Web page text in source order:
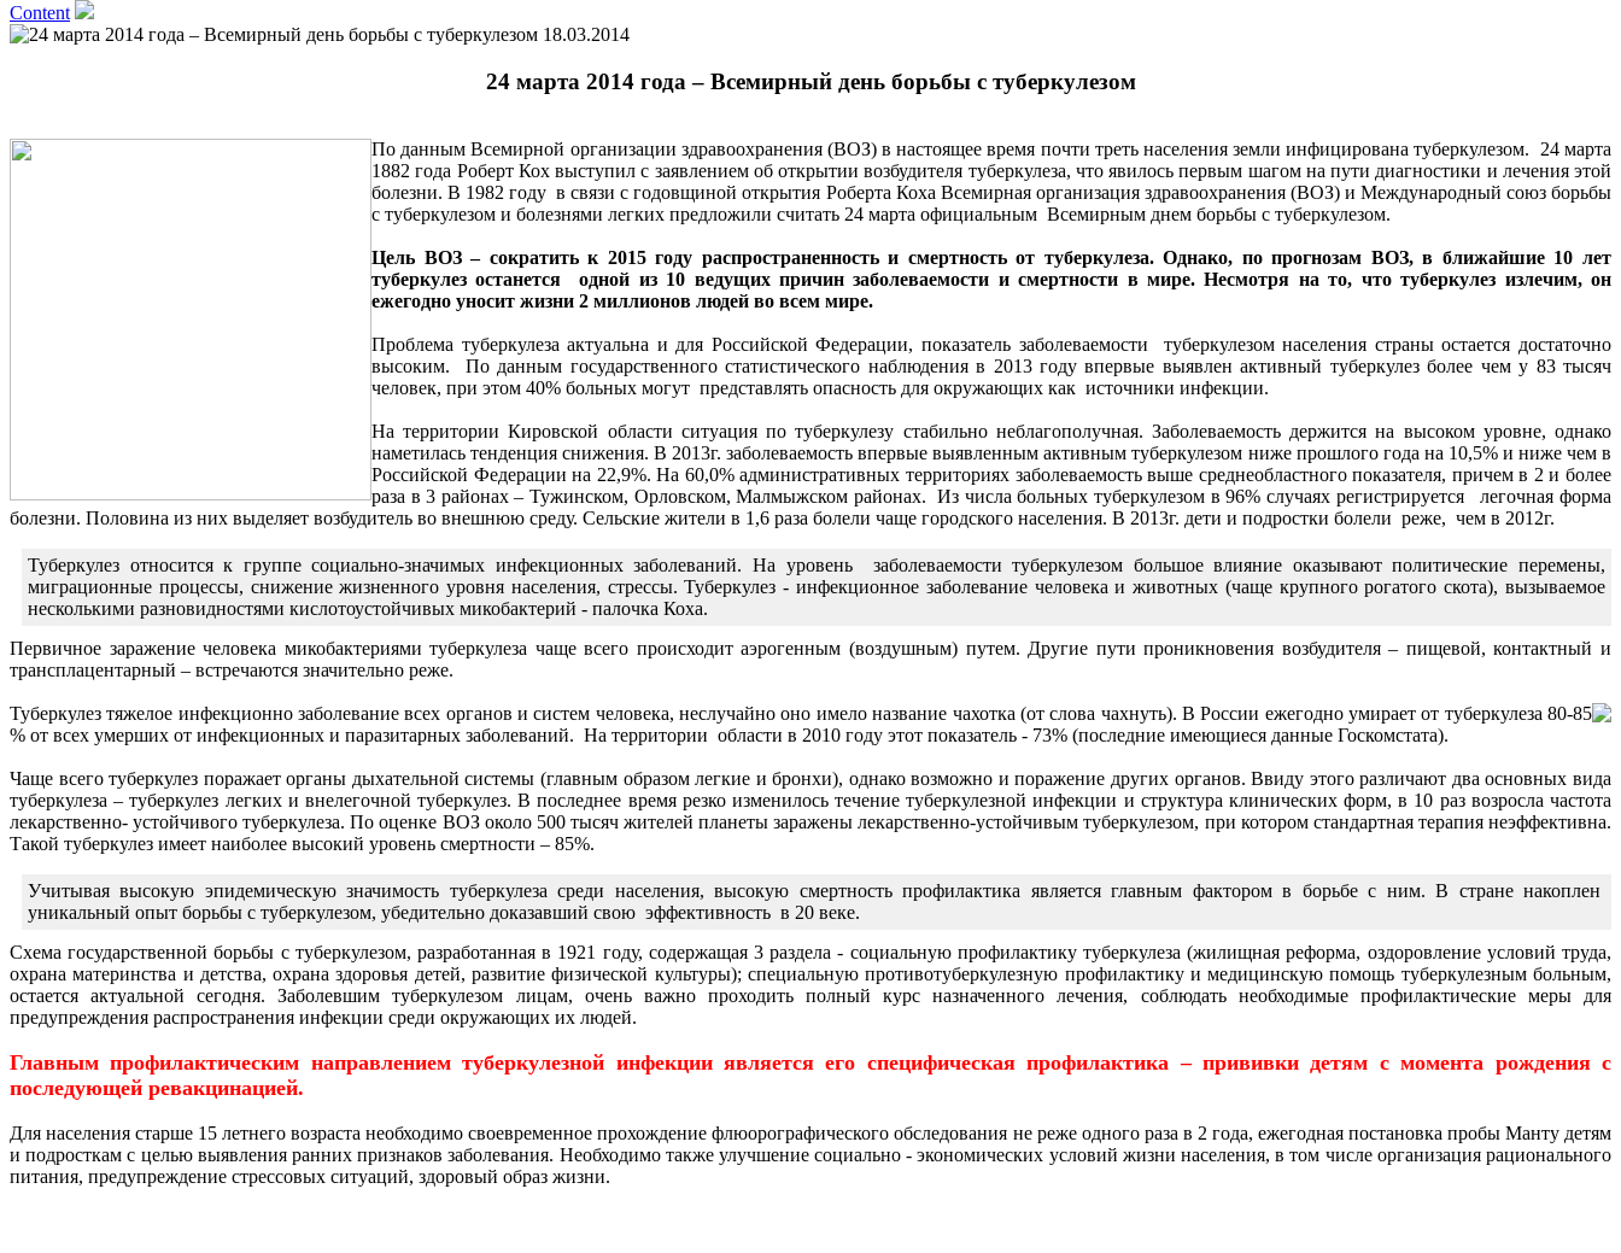
Content
18.03.2014
24 марта 2014 года – Всемирный день борьбы с туберкулезом
По данным Всемирной организации здравоохранения (ВОЗ) в настоящее время почти треть населения земли инфицирована туберкулезом. 24 марта
1882 года Роберт Кох выступил с заявлением об открытии возбудителя туберкулеза, что явилось первым шагом на пути диагностики и лечения этой
болезни. В 1982 году в связи с годовщиной открытия Роберта Коха Всемирная организация здравоохранения (ВОЗ) и Международный союз борьбы
с туберкулезом и болезнями легких предложили считать 24 марта официальным Всемирным днем борьбы с туберкулезом.
Цель ВОЗ – сократить к 2015 году распространенность и смертность от туберкулеза. Однако, по прогнозам ВОЗ, в ближайшие 10 лет
туберкулез останется одной из 10 ведущих причин заболеваемости и смертности в мире. Несмотря на то, что туберкулез излечим, он
ежегодно уносит жизни 2 миллионов людей во всем мире.
Проблема туберкулеза актуальна и для Российской Федерации, показатель заболеваемости туберкулезом населения страны остается достаточно
высоким. По данным государственного статистического наблюдения в 2013 году впервые выявлен активный туберкулез более чем у 83 тысяч
человек, при этом 40% больных могут представлять опасность для окружающих как источники инфекции.
На территории Кировской области ситуация по туберкулезу стабильно неблагополучная. Заболеваемость держится на высоком уровне, однако
наметилась тенденция снижения. В 2013г. заболеваемость впервые выявленным активным туберкулезом ниже прошлого года на 10,5% и ниже чем в
Российской Федерации на 22,9%. На 60,0% административных территориях заболеваемость выше среднеобластного показателя, причем в 2 и более
раза в 3 районах – Тужинском, Орловском, Малмыжском районах. Из числа больных туберкулезом в 96% случаях регистрируется легочная форма
болезни. Половина из них выделяет возбудитель во внешнюю среду. Сельские жители в 1,6 раза болели чаще городского населения. В 2013г. дети и подростки болели реже, чем в 2012г.
Туберкулез относится к группе социально-значимых инфекционных заболеваний. На уровень заболеваемости туберкулезом большое влияние оказывают политические перемены,
миграционные процессы, снижение жизненного уровня населения, стрессы. Туберкулез - инфекционное заболевание человека и животных (чаще крупного рогатого скота), вызываемое
несколькими разновидностями кислотоустойчивых микобактерий - палочка Коха.
Первичное заражение человека микобактериями туберкулеза чаще всего происходит аэрогенным (воздушным) путем. Другие пути проникновения возбудителя – пищевой, контактный и
трансплацентарный – встречаются значительно реже.
Туберкулез тяжелое инфекционно заболевание всех органов и систем человека, неслучайно оно имело название чахотка (от слова чахнуть). В России ежегодно умирает от туберкулеза 80-85
% от всех умерших от инфекционных и паразитарных заболеваний. На территории области в 2010 году этот показатель - 73% (последние имеющиеся данные Госкомстата).
Чаще всего туберкулез поражает органы дыхательной системы (главным образом легкие и бронхи), однако возможно и поражение других органов. Ввиду этого различают два основных вида
туберкулеза – туберкулез легких и внелегочной туберкулез. В последнее время резко изменилось течение туберкулезной инфекции и структура клинических форм, в 10 раз возросла частота
лекарственно- устойчивого туберкулеза. По оценке ВОЗ около 500 тысяч жителей планеты заражены лекарственно-устойчивым туберкулезом, при котором стандартная терапия неэффективна.
Такой туберкулез имеет наиболее высокий уровень смертности – 85%.
Учитывая высокую эпидемическую значимость туберкулеза среди населения, высокую смертность профилактика является главным фактором в борьбе с ним. В стране накоплен
уникальный опыт борьбы с туберкулезом, убедительно доказавший свою эффективность в 20 веке.
Схема государственной борьбы с туберкулезом, разработанная в 1921 году, содержащая 3 раздела - социальную профилактику туберкулеза (жилищная реформа, оздоровление условий труда,
охрана материнства и детства, охрана здоровья детей, развитие физической культуры); специальную противотуберкулезную профилактику и медицинскую помощь туберкулезным больным,
остается актуальной сегодня. Заболевшим туберкулезом лицам, очень важно проходить полный курс назначенного лечения, соблюдать необходимые профилактические меры для
предупреждения распространения инфекции среди окружающих их людей.
Главным профилактическим направлением туберкулезной инфекции является его специфическая профилактика – прививки детям с момента рождения с
последующей ревакцинацией.
Для населения старше 15 летнего возраста необходимо своевременное прохождение флюорографического обследования не реже одного раза в 2 года, ежегодная постановка пробы Манту детям
и подросткам с целью выявления ранних признаков заболевания. Необходимо также улучшение социально - экономических условий жизни населения, в том числе организация рационального
питания, предупреждение стрессовых ситуаций, здоровый образ жизни.